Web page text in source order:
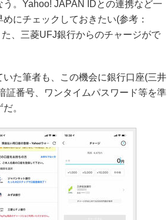
。Yahoo! JAPAN IDとの連携など一
にチェックしておきたい(参考：
た、三菱UFJ銀行からのチャージがで
た筆者も、この機会に銀行口座(三井
証番号、ワンタイムパスワード等を準
。